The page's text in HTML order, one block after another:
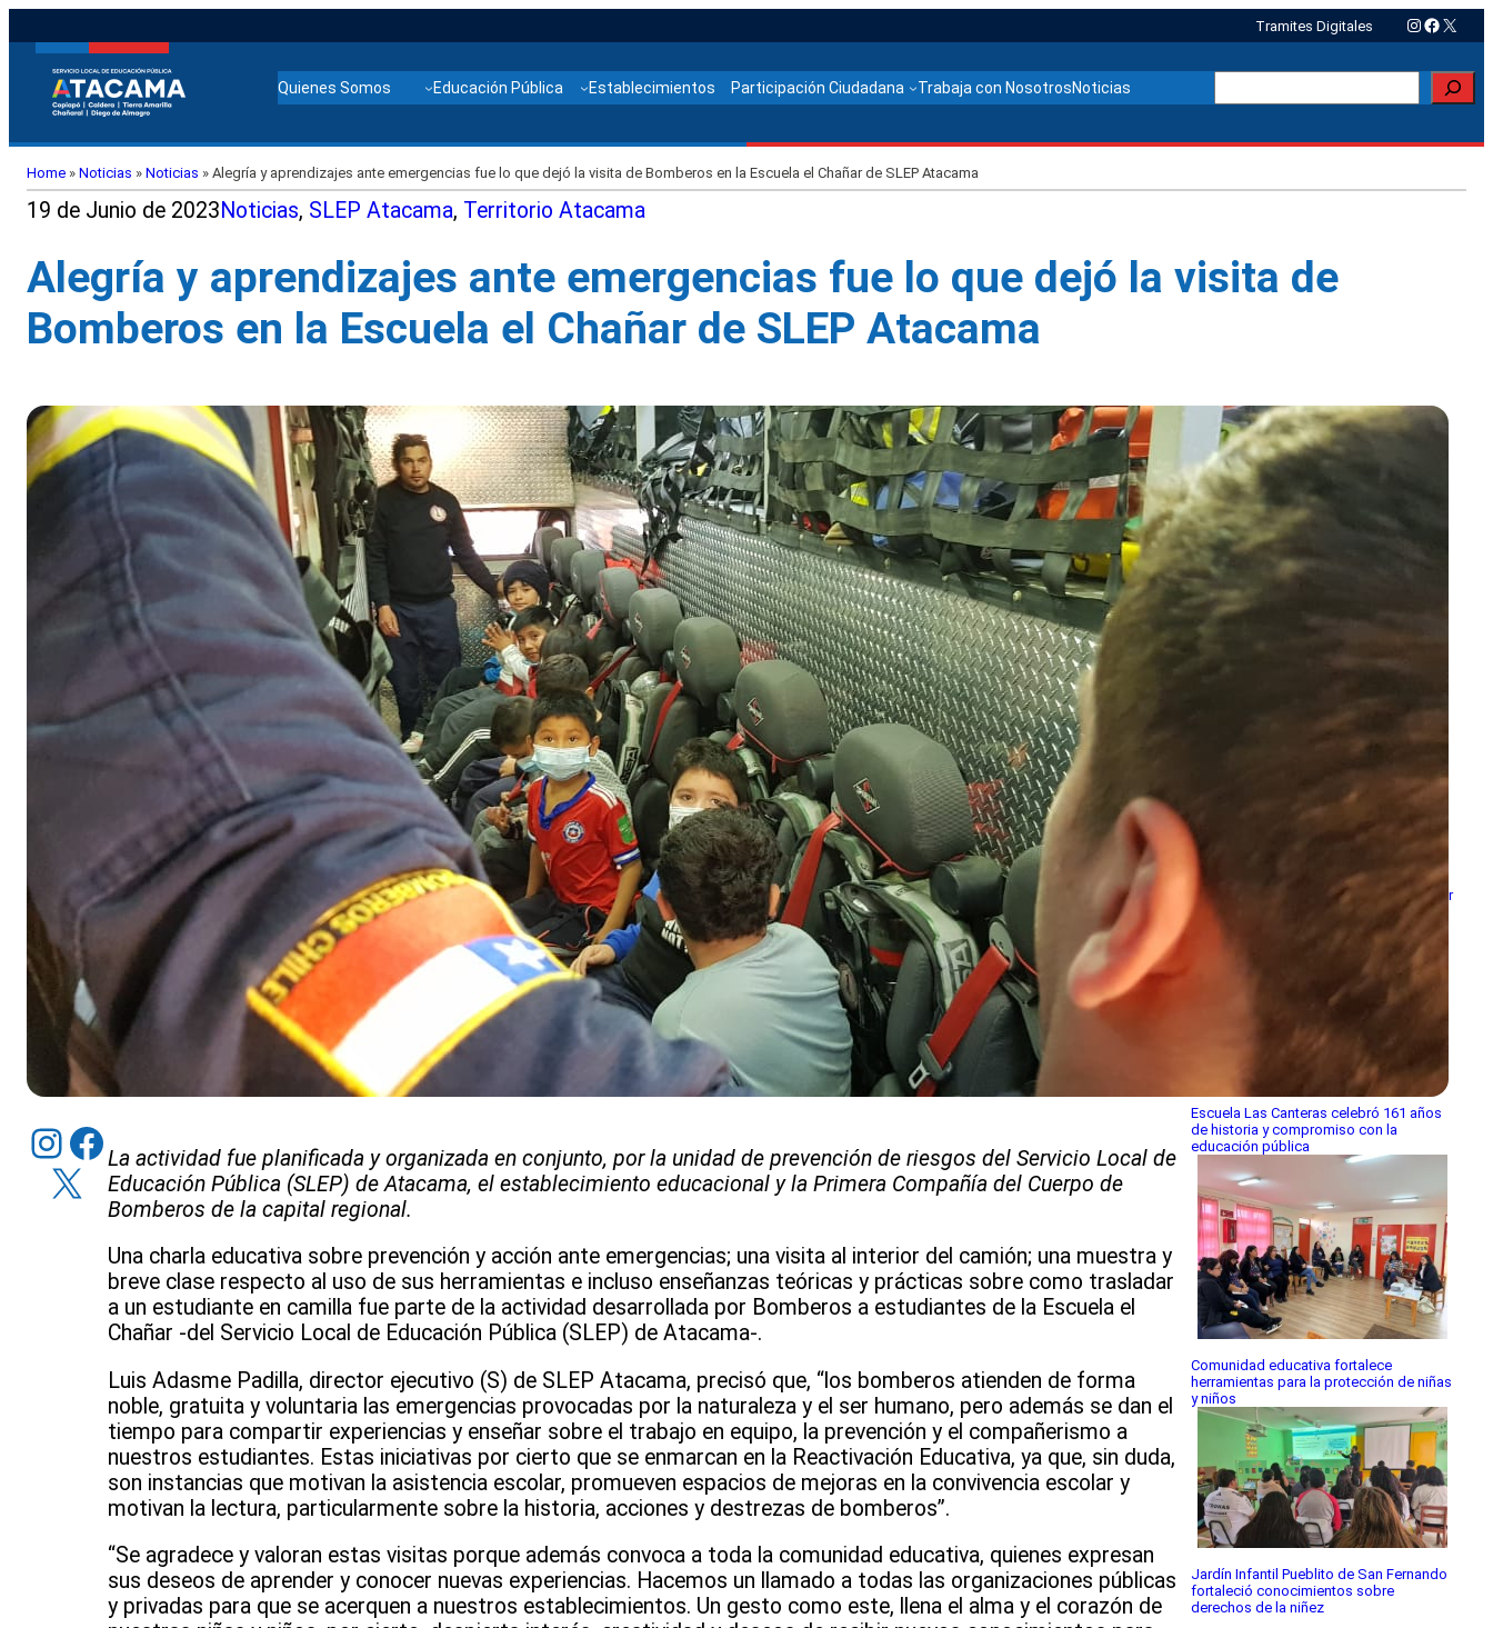
Tramites Digitales Instagram
X
Quienes Somos Educación Pública Establecimientos Participación Ciudadana Trabaja con NosotrosNoticias
Home » Noticias » Noticias » Alegría y aprendizajes ante emergencias fue lo que dejó la visita de Bomberos en la Escuela el Chañar de SLEP Atacama
19 de Junio de 2023Noticias, SLEP Atacama, Territorio Atacama
Alegría y aprendizajes ante emergencias fue lo que dejó la visita de
Bomberos en la Escuela el Chañar de SLEP Atacama
Instagram Facebook
X
La actividad fue planificada y organizada en conjunto, por la unidad de prevención de riesgos del Servicio Local de
Educación Pública (SLEP) de Atacama, el establecimiento educacional y la Primera Compañía del Cuerpo de
Bomberos de la capital regional.
Una charla educativa sobre prevención y acción ante emergencias; una visita al interior del camión; una muestra y
breve clase respecto al uso de sus herramientas e incluso enseñanzas teóricas y prácticas sobre como trasladar
a un estudiante en camilla fue parte de la actividad desarrollada por Bomberos a estudiantes de la Escuela el
Chañar -del Servicio Local de Educación Pública (SLEP) de Atacama-.
Luis Adasme Padilla, director ejecutivo (S) de SLEP Atacama, precisó que, “los bomberos atienden de forma
noble, gratuita y voluntaria las emergencias provocadas por la naturaleza y el ser humano, pero además se dan el
tiempo para compartir experiencias y enseñar sobre el trabajo en equipo, la prevención y el compañerismo a
nuestros estudiantes. Estas iniciativas por cierto que se enmarcan en la Reactivación Educativa, ya que, sin duda,
son instancias que motivan la asistencia escolar, promueven espacios de mejoras en la convivencia escolar y
motivan la lectura, particularmente sobre la historia, acciones y destrezas de bomberos”.
“Se agradece y valoran estas visitas porque además convoca a toda la comunidad educativa, quienes expresan
sus deseos de aprender y conocer nuevas experiencias. Hacemos un llamado a todas las organizaciones públicas
y privadas para que se acerquen a nuestros establecimientos. Un gesto como este, llena el alma y el corazón de
Otras noticias relacionadas
Escuela Abraham Sepúlveda Pizarro
realizó primera Expo Liceos para orientar
trayectorias educativas
Escuela Las Canteras celebró 161 años
de historia y compromiso con la
educación pública
Comunidad educativa fortalece
herramientas para la protección de niñas
y niños
Jardín Infantil Pueblito de San Fernando
fortaleció conocimientos sobre
derechos de la niñez